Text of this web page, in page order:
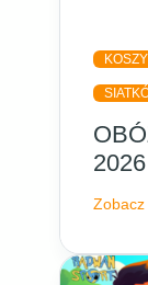
2026